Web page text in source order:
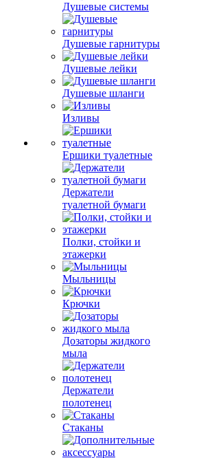
Душевые системы
Душевые гарнитуры
Душевые лейки
Душевые шланги
Изливы
Ершики туалетные
Держатели
туалетной бумаги
Полки, стойки и
этажерки
Мыльницы
Крючки
Дозаторы жидкого
мыла
Держатели
полотенец
Стаканы